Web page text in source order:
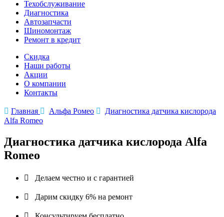
Техобслуживание
Диагностика
Автозапчасти
Шиномонтаж
Ремонт в кредит
Скидка
Наши работы
Акции
О компании
Контакты
 Главная  Альфа Ромео 
Диагностика датчика кислорода
Alfa Romeo
Диагностика датчика кислорода Alfa
Romeo
 Делаем честно и с гарантией
 Дарим скидку 6% на ремонт